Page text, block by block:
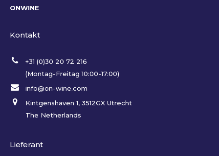
ONWINE
Kontakt
+31 (0)30 20 72 216
(Montag-Freitag 10:00-17:00)
info@on-wine.com
Kintgenshaven 1, 3512GX Utrecht
The Netherlands
Lieferant